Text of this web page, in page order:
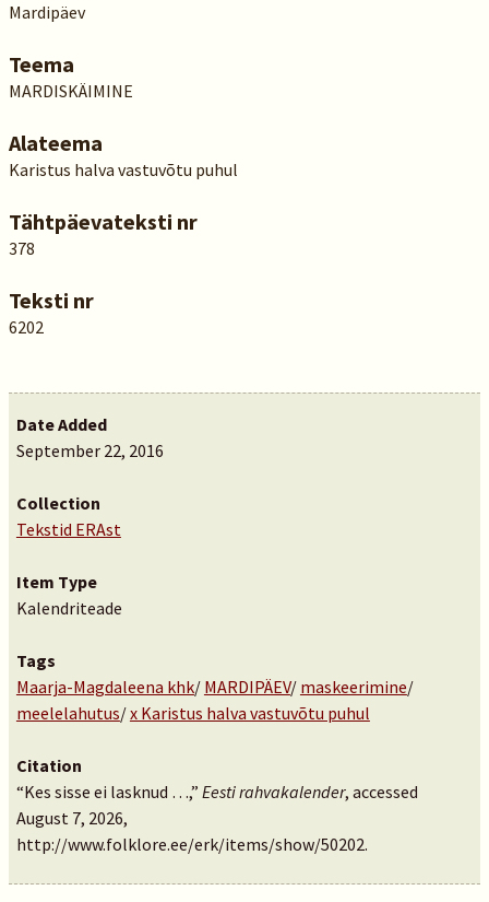
Mardipäev
Teema
MARDISKÄIMINE
Alateema
Karistus halva vastuvõtu puhul
Tähtpäevateksti nr
378
Teksti nr
6202
Date Added
September 22, 2016
Collection
Tekstid ERAst
Item Type
Kalendriteade
Tags
Maarja-Magdaleena khk/ MARDIPÄEV/ maskeerimine/
meelelahutus/x Karistus halva vastuvõtu puhul
Citation
“Kes sisse ei lasknud …,” Eesti rahvakalender, accessed
August 7, 2026,
http://www.folklore.ee/erk/items/show/50202.